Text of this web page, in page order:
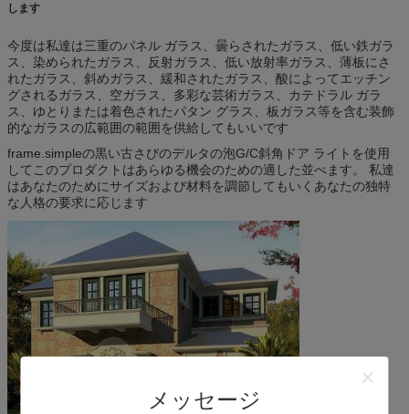
メッセージ
します
今度は私達は三重のパネル ガラス、曇らされたガラス、低い鉄ガラ
ス、染められたガラス、反射ガラス、低い放射率ガラス、薄板にさ
れたガラス、斜めガラス、緩和されたガラス、酸によってエッチン
グされるガラス、空ガラス、多彩な芸術ガラス、カテドラル ガラ
ス、ゆとりまたは着色されたパタン グラス、板ガラス等を含む装飾
的なガラスの広範囲の範囲を供給してもいいです
frame.simpleの黒い古さびのデルタの泡G/C斜角ドア ライトを使用
してこのプロダクトはあらゆる機会のための適した並べます。 私達
はあなたのためにサイズおよび材料を調節してもいくあなたの独特
な人格の要求に応じます